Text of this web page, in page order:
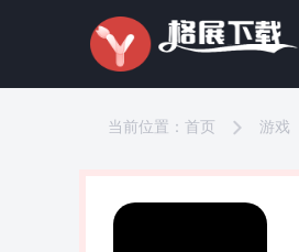
当前位置： 首页 游戏